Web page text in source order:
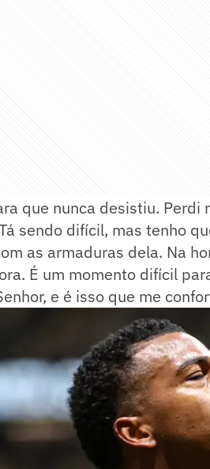
que nunca desistiu.
sendo difícil, mas tenho
as armaduras dela. Na
É um momento difícil
e é isso que me